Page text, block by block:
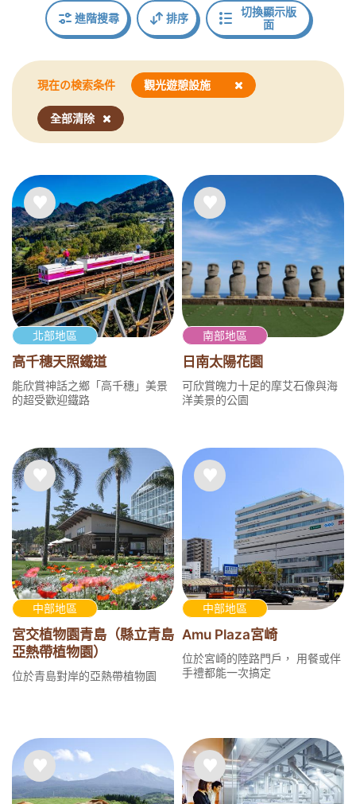
進階搜尋 排序
切換顯示版
面
現在の検索条件 觀光遊憩設施
全部清除
北部地區
高千穗天照鐵道
能欣賞神話之鄉「高千穗」美景
的超受歡迎鐵路
南部地區
日南太陽花園
可欣賞魄力十足的摩艾石像與海
洋美景的公園
中部地區
宮交植物園青島（縣立青島
亞熱帶植物園）
位於青島對岸的亞熱帶植物園
中部地區
Amu Plaza宮崎
位於宮崎的陸路門戶， 用餐或伴
手禮都能一次搞定